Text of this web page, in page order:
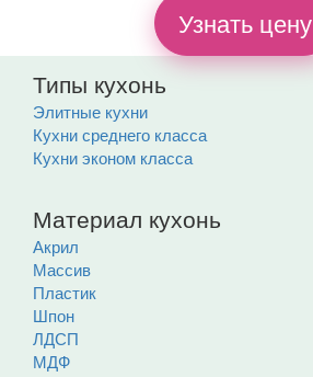
Узнать цену
Типы кухонь
Элитные кухни
Кухни среднего класса
Кухни эконом класса
Материал кухонь
Акрил
Массив
Пластик
Шпон
ЛДСП
МДФ